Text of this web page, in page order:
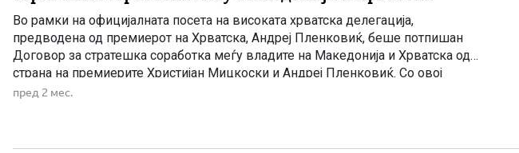
Во рамки на официјалната посета на високата хрватска делегација,
предводена од премиерот на Хрватска, Андреј Пленковиќ, беше потпишан
Договор за стратешка соработка меѓу владите на Македонија и Хрватска од
страна на премиерите Христијан Мицкоски и Андреј Пленковиќ. Со овој
стратешки договор, Македонија и Хрватска испраќаат јасна порака за
пред 2 мес.